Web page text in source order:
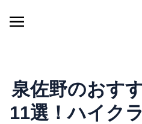
泉佐野のおす
11選！ハイク